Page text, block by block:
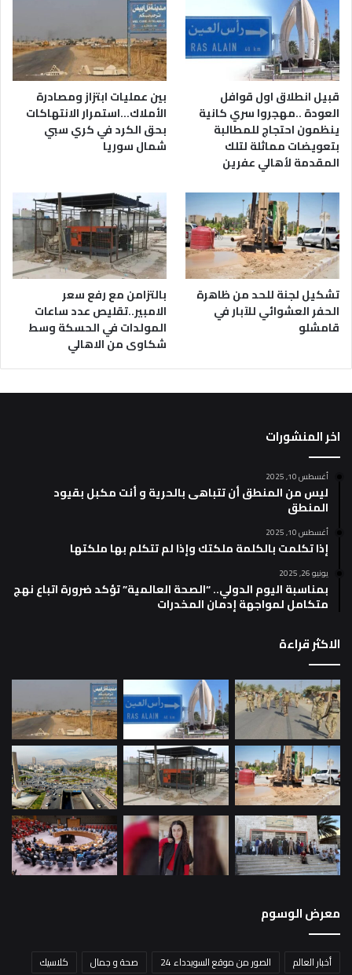
قبيل انطلاق اول قوافل
العودة ..مهجروا سري كانية
ينظمون احتجاج للمطالبة
بتعويضات مماثلة لتلك
المقدمة لأهالي عفرين
بين عمليات ابتزاز ومصادرة
الأملاك…استمرار الانتهاكات
بحق الكرد في كري سبي
شمال سوريا
تشكيل لجنة للحد من ظاهرة
الحفر العشوائي للآبار في
قامشلو
بالتزامن مع رفع سعر
الامبير..تقليص عدد ساعات
المولدات في الحسكة وسط
شكاوى من الاهالي
اخر المنشورات
أغسطس 10, 2025
ليس من المنطق أن تتباهى بالحرية و أنت مكبل بقيود
المنطق
أغسطس 10, 2025
إذا تكلمت بالكلمة ملكتك وإذا لم تتكلم بها ملكتها
يونيو 26, 2025
بمناسبة اليوم الدولي.. “الصحة العالمية” تؤكد ضرورة اتباع نهج
متكامل لمواجهة إدمان المخدرات
الاكثر قراءة
معرض الوسوم
أخبار العالم الصور من موقع السويدداء 24 صحة و جمال كلاسيك